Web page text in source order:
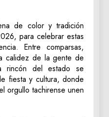
de color y tradición
para celebrar estas
Entre comparsas,
calidez de la gente de
rincón del estado se
fiesta y cultura, donde
orgullo tachirense unen